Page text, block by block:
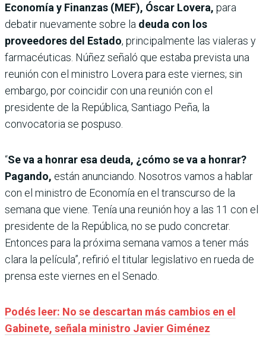
Economía y Finanzas (MEF), Óscar Lovera, para
debatir nuevamente sobre la deuda con los
proveedores del Estado, principalmente las vialeras y
farmacéuticas. Núñez señaló que estaba prevista una
reunión con el ministro Lovera para este viernes; sin
embargo, por coincidir con una reunión con el
presidente de la República, Santiago Peña, la
convocatoria se pospuso.
“Se va a honrar esa deuda, ¿cómo se va a honrar?
Pagando, están anunciando. Nosotros vamos a hablar
con el ministro de Economía en el transcurso de la
semana que viene. Tenía una reunión hoy a las 11 con el
presidente de la República, no se pudo concretar.
Entonces para la próxima semana vamos a tener más
clara la película”, refirió el titular legislativo en rueda de
prensa este viernes en el Senado.
Podés leer: No se descartan más cambios en el
Gabinete, señala ministro Javier Giménez